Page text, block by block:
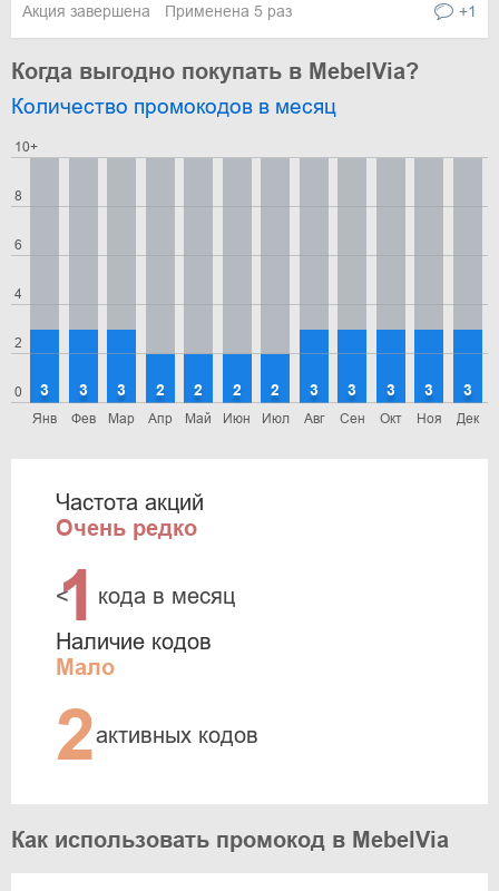
Акция завершена Применена 5 раз +1
Когда выгодно покупать в MebelVia?
Количество промокодов в месяц
0
2
4
6
8
10+
Янв
3
Фев
3
Мар
3
Апр
2
Май
2
Июн
2
Июл
2
Авг
3
Сен
3
Окт
3
Ноя
3
Дек
3
Частота акций
Очень редко
<
1 кода в месяц
Наличие кодов
Мало
2активных кодов
Как использовать промокод в MebelVia